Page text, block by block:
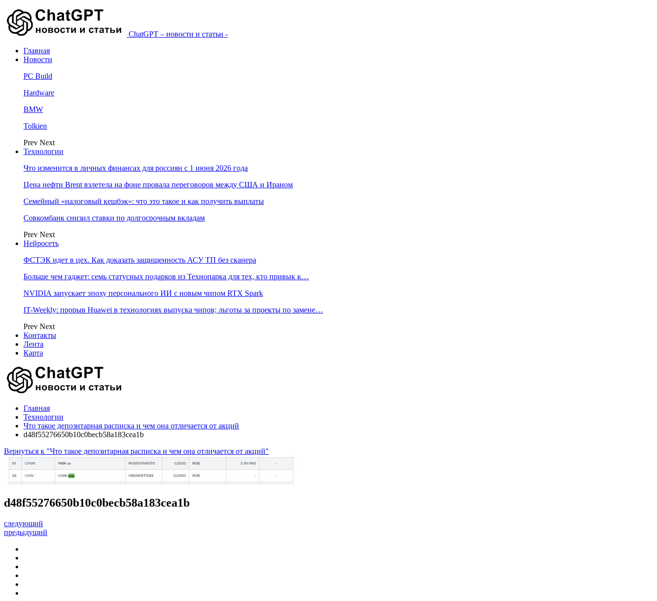
ChatGPT – новости и статьи -
Главная
Новости
PC Build
Hardware
BMW
Tolkien
Prev Next
Технологии
Что изменится в личных финансах для россиян с 1 июня 2026 года
Цена нефти Brent взлетела на фоне провала переговоров между США и Ираном
Семейный «налоговый кешбэк»: что это такое и как получить выплаты
Совкомбанк снизил ставки по долгосрочным вкладам
Prev Next
Нейросеть
ФСТЭК идет в цех. Как доказать защищенность АСУ ТП без сканера
Больше чем гаджет: семь статусных подарков из Технопарка для тех, кто привык к…
NVIDIA запускает эпоху персонального ИИ с новым чипом RTX Spark
IT-Weekly: прорыв Huawei в технологиях выпуска чипов; льготы за проекты по замене…
Prev Next
Контакты
Лента
Карта
Главная
Технологии
Что такое депозитарная расписка и чем она отличается от акций
d48f55276650b10c0becb58a183cea1b
Вернуться к "Что такое депозитарная расписка и чем она отличается от акций"
d48f55276650b10c0becb58a183cea1b
следующий
предыдущий